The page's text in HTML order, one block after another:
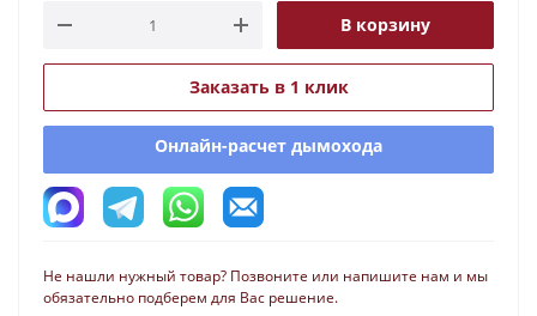
В корзину
Заказать в 1 клик
Онлайн-расчет дымохода
Не нашли нужный товар? Позвоните или напишите нам и мы
обязательно подберем для Вас решение.